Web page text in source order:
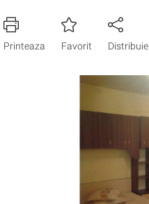
Printeaza Favorit Distribuie